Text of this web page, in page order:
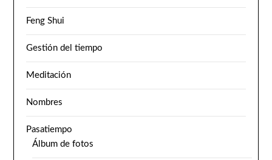
Feng Shui
Gestión del tiempo
Meditación
Nombres
Pasatiempo
Álbum de fotos